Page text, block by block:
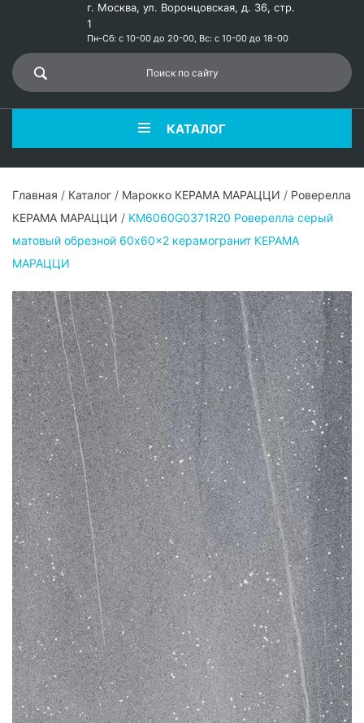
г. Москва, ул. Воронцовская, д. 36, стр.
1
Пн-Сб: с 10-00 до 20-00, Вс: с 10-00 до 18-00
КАТАЛОГ
Главная / Каталог / Марокко КЕРАМА МАРАЦЦИ / Роверелла
КЕРАМА МАРАЦЦИ / KM6060G0371R20 Роверелла серый
матовый обрезной 60x60x2 керамогранит КЕРАМА
МАРАЦЦИ